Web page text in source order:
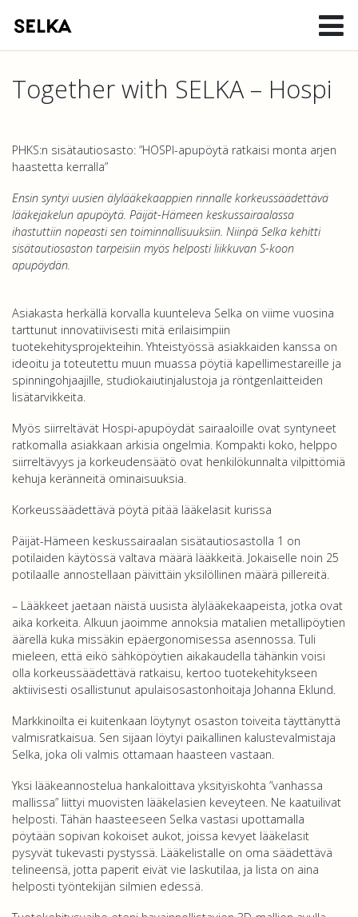
Together with SELKA – Hospi
PHKS:n sisätautiosasto: ”HOSPI-apupöytä ratkaisi monta arjen
haastetta kerralla”
Ensin syntyi uusien älylääkekaappien rinnalle korkeussäädettävä
lääkejakelun apupöytä. Päijät-Hämeen keskussairaalassa
ihastuttiin nopeasti sen toiminnallisuuksiin. Niinpä Selka kehitti
sisätautiosaston tarpeisiin myös helposti liikkuvan S-koon
apupöydän.
Asiakasta herkällä korvalla kuunteleva Selka on viime vuosina
tarttunut innovatiivisesti mitä erilaisimpiin
tuotekehitysprojekteihin. Yhteistyössä asiakkaiden kanssa on
ideoitu ja toteutettu muun muassa pöytiä kapellimestareille ja
spinningohjaajille, studiokaiutinjalustoja ja röntgenlaitteiden
lisätarvikkeita.
Myös siirreltävät Hospi-apupöydät sairaaloille ovat syntyneet
ratkomalla asiakkaan arkisia ongelmia. Kompakti koko, helppo
siirreltävyys ja korkeudensäätö ovat henkilökunnalta vilpittömiä
kehuja keränneitä ominaisuuksia.
Korkeussäädettävä pöytä pitää lääkelasit kurissa
Päijät-Hämeen keskussairaalan sisätautiosastolla 1 on
potilaiden käytössä valtava määrä lääkkeitä. Jokaiselle noin 25
potilaalle annostellaan päivittäin yksilöllinen määrä pillereitä.
– Lääkkeet jaetaan näistä uusista älylääkekaapeista, jotka ovat
aika korkeita. Alkuun jaoimme annoksia matalien metallipöytien
äärellä kuka missäkin epäergonomisessa asennossa. Tuli
mieleen, että eikö sähköpöytien aikakaudella tähänkin voisi
olla korkeussäädettävä ratkaisu, kertoo tuotekehitykseen
aktiivisesti osallistunut apulaisosastonhoitaja Johanna Eklund.
Markkinoilta ei kuitenkaan löytynyt osaston toiveita täyttänyttä
valmisratkaisua. Sen sijaan löytyi paikallinen kalustevalmistaja
Selka, joka oli valmis ottamaan haasteen vastaan.
Yksi lääkeannostelua hankaloittava yksityiskohta ”vanhassa
mallissa” liittyi muovisten lääkelasien keveyteen. Ne kaatuilivat
helposti. Tähän haasteeseen Selka vastasi upottamalla
pöytään sopivan kokoiset aukot, joissa kevyet lääkelasit
pysyvät tukevasti pystyssä. Lääkelistalle on oma säädettävä
telineensä, jotta paperit eivät vie laskutilaa, ja lista on aina
helposti työntekijän silmien edessä.